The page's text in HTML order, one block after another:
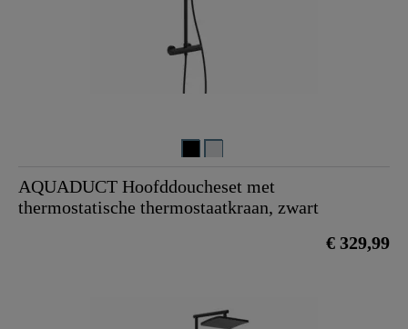
AQUADUCT Hoofddoucheset met
thermostatische thermostaatkraan, zwart
€ 329,99